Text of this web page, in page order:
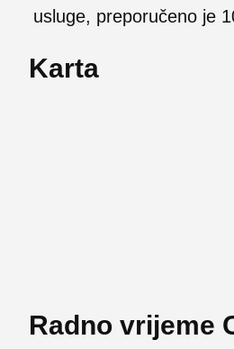
usluge, preporučeno je
Karta
Radno vrijeme